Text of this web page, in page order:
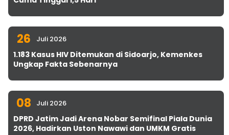
26 Juli 2026
1.183 Kasus HIV Ditemukan di Sidoarjo, Kemenkes
Ungkap Fakta Sebenarnya
08 Juli 2026
DPRD Jatim Jadi Arena Nobar Semifinal Piala Dunia
2026, Hadirkan Uston Nawawi dan UMKM Gratis